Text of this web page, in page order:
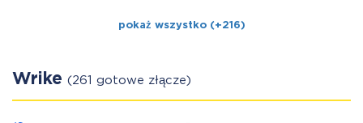
pokaż wszystko (+216)
Wrike (261 gotowe złącze)